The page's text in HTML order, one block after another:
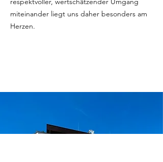
miteinander liegt uns daher besonders am
Herzen.